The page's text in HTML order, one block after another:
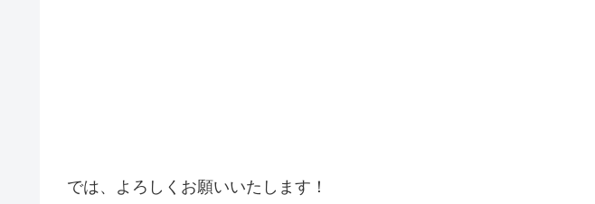
では、よろしくお願いいたします！